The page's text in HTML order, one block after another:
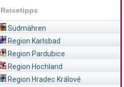
Reisetipps
Südmähren
Region Karlsbad
Region Pardubice
Region Hochland
Region Hradec Králové